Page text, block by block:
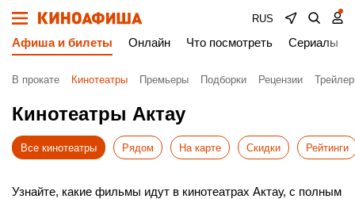
RUS
Афиша и билеты Онлайн Что посмотреть Сериалы
В прокате Кинотеатры Премьеры Подборки Рецензии
Кинотеатры Актау
Все кинотеатры Рядом На карте Скидки Рейтинги
Узнайте, какие фильмы идут в кинотеатрах Актау, с полным